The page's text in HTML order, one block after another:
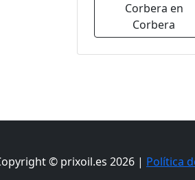
Corbera en
Corbera
© prixoil.es 2026 | Política